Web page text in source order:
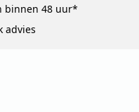
binnen 48 uur*
advies